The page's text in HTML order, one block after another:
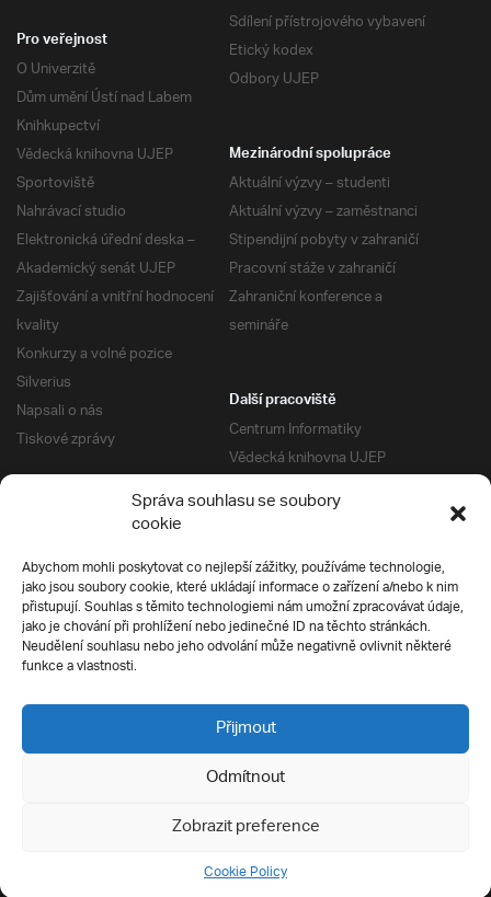
Správa souhlasu se soubory
cookie
Abychom mohli poskytovat co nejlepší zážitky, používáme technologie,
jako jsou soubory cookie, které ukládají informace o zařízení a/nebo k nim
přistupují. Souhlas s těmito technologiemi nám umožní zpracovávat údaje,
jako je chování při prohlížení nebo jedinečné ID na těchto stránkách.
Neudělení souhlasu nebo jeho odvolání může negativně ovlivnit některé
funkce a vlastnosti.
Přijmout
Odmítnout
Zobrazit preference
Cookie Policy
Sdílení přístrojového vybavení
Etický kodex
Odbory UJEP
Pro veřejnost
O Univerzitě
Dům umění Ústí nad Labem
Knihkupectví
Vědecká knihovna UJEP
Sportoviště
Nahrávací studio
Elektronická úřední deska –
Akademický senát UJEP
Zajišťování a vnitřní hodnocení
kvality
Konkurzy a volné pozice
Silverius
Napsali o nás
Tiskové zprávy
Mezinárodní spolupráce
Aktuální výzvy – studenti
Aktuální výzvy – zaměstnanci
Stipendijní pobyty v zahraničí
Pracovní stáže v zahraničí
Zahraniční konference a
semináře
Další pracoviště
Centrum Informatiky
Vědecká knihovna UJEP
Správa kolejí a menz
Univerzitní centrum podpory
Silverius
Pro uchazeče
Přijímací řízení
E-prihlaska
Přípravné kurzy
Ochrana soukromí
Všechna práva vyhrazena